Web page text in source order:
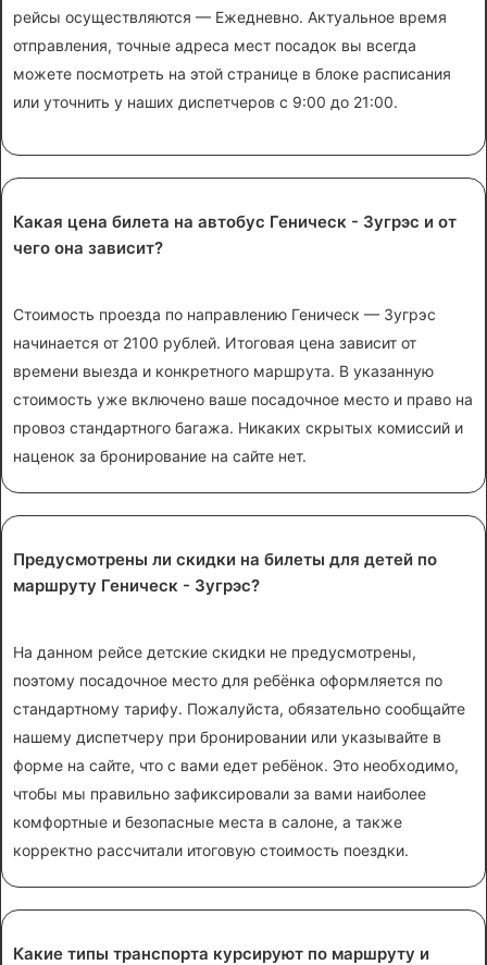
рейсы осуществляются — Ежедневно. Актуальное время
отправления, точные адреса мест посадок вы всегда
можете посмотреть на этой странице в блоке расписания
или уточнить у наших диспетчеров с 9:00 до 21:00.
Какая цена билета на автобус Геническ - Зугрэс и от
чего она зависит?
Стоимость проезда по направлению Геническ — Зугрэс
начинается от 2100 рублей. Итоговая цена зависит от
времени выезда и конкретного маршрута. В указанную
стоимость уже включено ваше посадочное место и право на
провоз стандартного багажа. Никаких скрытых комиссий и
наценок за бронирование на сайте нет.
Предусмотрены ли скидки на билеты для детей по
маршруту Геническ - Зугрэс?
На данном рейсе детские скидки не предусмотрены,
поэтому посадочное место для ребёнка оформляется по
стандартному тарифу. Пожалуйста, обязательно сообщайте
нашему диспетчеру при бронировании или указывайте в
форме на сайте, что с вами едет ребёнок. Это необходимо,
чтобы мы правильно зафиксировали за вами наиболее
комфортные и безопасные места в салоне, а также
корректно рассчитали итоговую стоимость поездки.
Какие типы транспорта курсируют по маршруту и